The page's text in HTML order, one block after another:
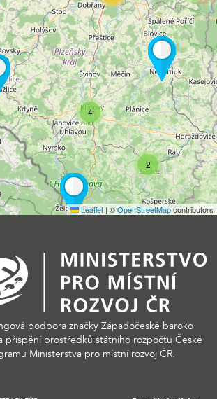
2
4
Leaflet | ©OpenStreetMapcontributors
podpora značky Západočeské baroko
přispění prostředků státního rozpočtu České
Ministerstva pro místní rozvoj ČR.